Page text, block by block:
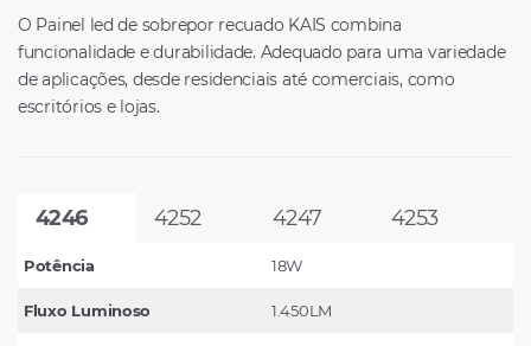
O Painel led de sobrepor recuado KAIS combina
funcionalidade e durabilidade. Adequado para uma variedade
de aplicações, desde residenciais até comerciais, como
escritórios e lojas.
4246 4252 4247 4253
Potência 18W
Fluxo Luminoso 1.450LM